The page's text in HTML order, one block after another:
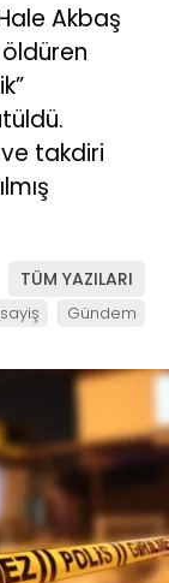
Akbaş
öldüren
takdiri
TÜM YAZILARI
Gündem